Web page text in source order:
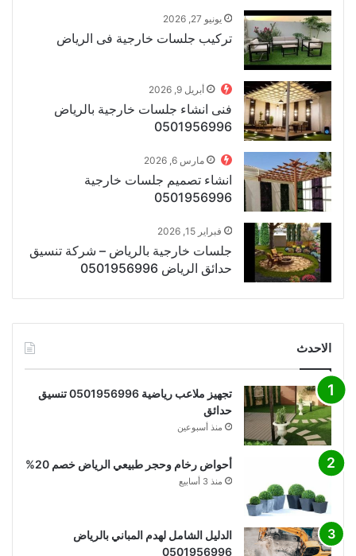
يونيو 27, 2026
تركيب جلسات خارجية فى الرياض
أبريل 9, 2026
فنى انشاء جلسات خارجية بالرياض
0501956996
مارس 6, 2026
انشاء تصميم جلسات خارجية
0501956996
فبراير 15, 2026
جلسات خارجية بالرياض – شركة تنسيق
حدائق الرياض 0501956996
الاحدث
تجهيز ملاعب رياضية 0501956996 تنسيق
حدائق
منذ أسبوعين
أحواض رخام وحجر طبيعي الرياض خصم 20%
منذ 3 أسابيع
الدليل الشامل لهدم المباني بالرياض
0501956996